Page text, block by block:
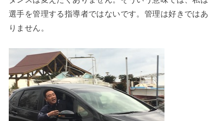
選手を管理する指導者ではないです。管理は好きではあ
りません。